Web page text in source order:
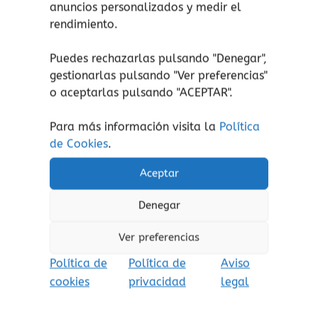
anuncios personalizados y medir el
rendimiento.
Puedes rechazarlas pulsando "Denegar",
gestionarlas pulsando "Ver preferencias"
o aceptarlas pulsando "ACEPTAR".
Para más información visita la Política
de Cookies.
Aceptar
Denegar
Ver preferencias
Política de
cookies
Política de
privacidad
Aviso
legal
¡atención!No apto para niños menores de 2
años, peligro de asfixia por piezas pequeñas.
Aviso de seguridad:El embalaje no es un